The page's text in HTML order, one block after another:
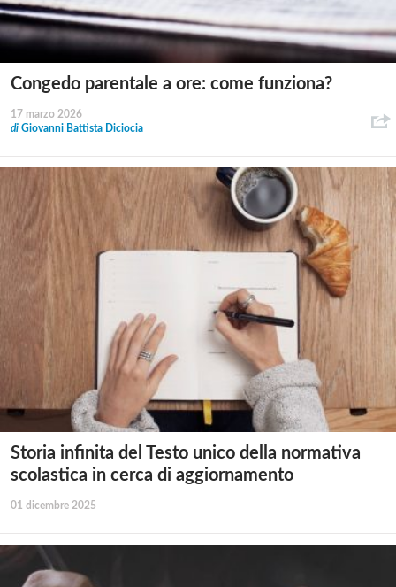
Congedo parentale a ore: come funziona?
17 marzo 2026
di Giovanni Battista Diciocia
Storia infinita del Testo unico della normativa
scolastica in cerca di aggiornamento
01 dicembre 2025